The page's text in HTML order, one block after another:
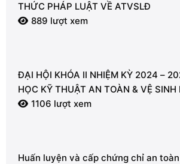
THỨC PHÁP LUẬT VỀ ATVSLĐ
889 lượt xem
ĐẠI HỘI KHÓA II NHIỆM KỲ 2024 – 2029 HỘI
HỌC KỸ THUẬT AN TOÀN & VỆ SINH
NAM – CHI HỘI VŨNG TÀU
1106 lượt xem
Huấn luyện và cấp chứng chỉ an